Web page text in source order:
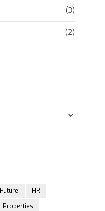
(3)
(2)
Future
HR
Properties